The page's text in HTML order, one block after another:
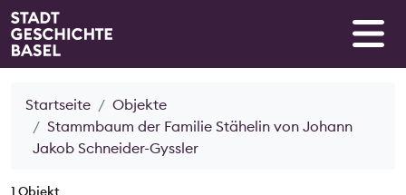
Startseite
Objekte
Stammbaum der Familie Stähelin von Johann
Jakob Schneider-Gyssler
1 Objekt